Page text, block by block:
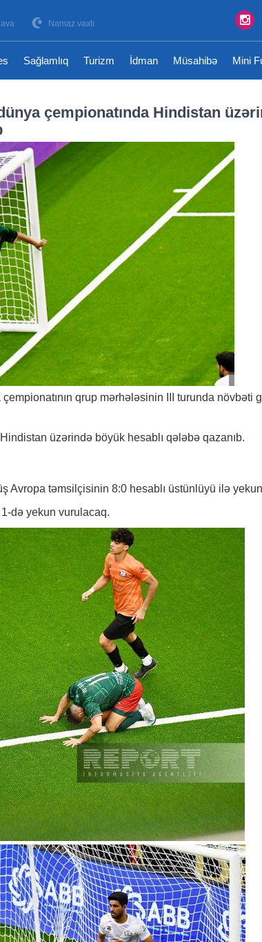
Namaz vaxtı
Sağlamlıq Turizm İdman Müsahibə Mini
çempionatında Hindistan
qrup mərhələsinin III turunda növbəti
üzərində böyük hesablı qələbə qazanıb.
Avropa təmsilçisinin 8:0 hesablı üstünlüyü ilə
də yekun vurulacaq.